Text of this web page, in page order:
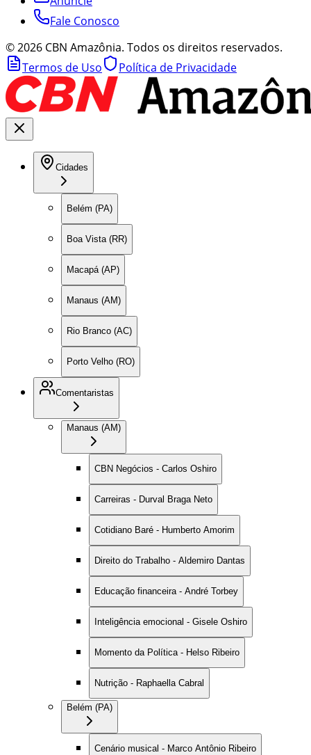
Fale Conosco
©2026 CBN Amazônia. Todos os direitos reservados.
Termos de Uso
Política de Privacidade
Cidades
Belém (PA)
Boa Vista (RR)
Macapá (AP)
Manaus (AM)
Rio Branco (AC)
Porto Velho (RO)
Comentaristas
Manaus (AM)
CBN Negócios - Carlos Oshiro
Carreiras - Durval Braga Neto
Cotidiano Baré - Humberto Amorim
Direito do Trabalho - Aldemiro Dantas
Educação financeira - André Torbey
Inteligência emocional - Gisele Oshiro
Momento da Política - Helso Ribeiro
Nutrição - Raphaella Cabral
Belém (PA)
Cenário musical - Marco Antônio Ribeiro